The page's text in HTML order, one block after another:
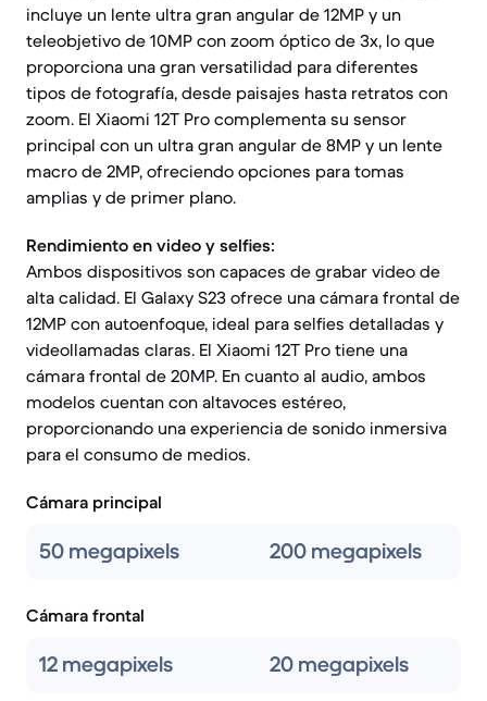
incluye un lente ultra gran angular de 12MP y un
teleobjetivo de 10MP con zoom óptico de 3x, lo que
proporciona una gran versatilidad para diferentes
tipos de fotografía, desde paisajes hasta retratos con
zoom. El Xiaomi 12T Pro complementa su sensor
principal con un ultra gran angular de 8MP y un lente
macro de 2MP, ofreciendo opciones para tomas
amplias y de primer plano.
Rendimiento en video y selfies:
Ambos dispositivos son capaces de grabar video de
alta calidad. El Galaxy S23 ofrece una cámara frontal de
12MP con autoenfoque, ideal para selfies detalladas y
videollamadas claras. El Xiaomi 12T Pro tiene una
cámara frontal de 20MP. En cuanto al audio, ambos
modelos cuentan con altavoces estéreo,
proporcionando una experiencia de sonido inmersiva
para el consumo de medios.
Cámara principal
50 megapixels 200 megapixels
Cámara frontal
12 megapixels 20 megapixels